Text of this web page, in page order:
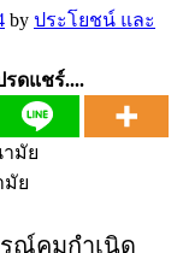
by ประโยชน์ และ
ดแชร์....
มัย